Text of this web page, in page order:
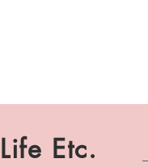
Life Etc.